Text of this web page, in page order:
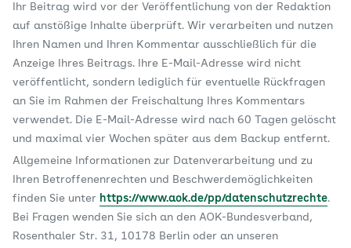
Ihr Beitrag wird vor der Veröffentlichung von der Redaktion
auf anstößige Inhalte überprüft. Wir verarbeiten und nutzen
Ihren Namen und Ihren Kommentar ausschließlich für die
Anzeige Ihres Beitrags. Ihre E-Mail-Adresse wird nicht
veröffentlicht, sondern lediglich für eventuelle Rückfragen
an Sie im Rahmen der Freischaltung Ihres Kommentars
verwendet. Die E-Mail-Adresse wird nach 60 Tagen gelöscht
und maximal vier Wochen später aus dem Backup entfernt.
Allgemeine Informationen zur Datenverarbeitung und zu
Ihren Betroffenenrechten und Beschwerdemöglichkeiten
finden Sie unter https://www.aok.de/pp/datenschutzrechte.
Bei Fragen wenden Sie sich an den AOK-Bundesverband,
Rosenthaler Str. 31, 10178 Berlin oder an unseren